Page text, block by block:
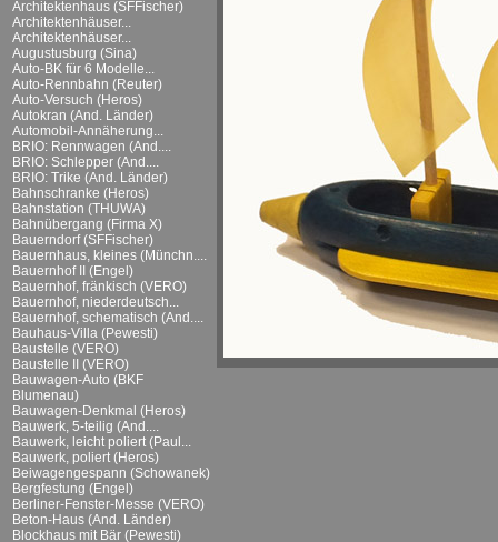
Architektenhaus (SFFischer)
Architektenhäuser...
Architektenhäuser...
Augustusburg (Sina)
Auto-BK für 6 Modelle...
Auto-Rennbahn (Reuter)
Auto-Versuch (Heros)
Autokran (And. Länder)
Automobil-Annäherung...
BRIO: Rennwagen (And....
BRIO: Schlepper (And....
BRIO: Trike (And. Länder)
Bahnschranke (Heros)
Bahnstation (THUWA)
Bahnübergang (Firma X)
Bauerndorf (SFFischer)
Bauernhaus, kleines (Münchn....
Bauernhof II (Engel)
Bauernhof, fränkisch (VERO)
Bauernhof, niederdeutsch...
Bauernhof, schematisch (And....
Bauhaus-Villa (Pewesti)
Baustelle (VERO)
Baustelle II (VERO)
Bauwagen-Auto (BKF
Blumenau)
Bauwagen-Denkmal (Heros)
Bauwerk, 5-teilig (And....
Bauwerk, leicht poliert (Paul...
Bauwerk, poliert (Heros)
Beiwagengespann (Schowanek)
Bergfestung (Engel)
Berliner-Fenster-Messe (VERO)
Beton-Haus (And. Länder)
Blockhaus mit Bär (Pewesti)